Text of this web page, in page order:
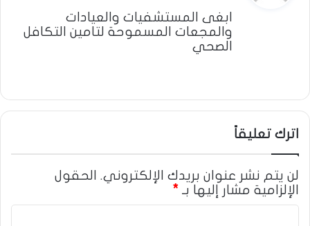
و
ل
ابغى المستشفيات والعيادات
والمجعات المسموحة لتامين التكافل
الصحي
اترك تعليقاً
لن يتم نشر عنوان بريدك الإلكتروني. الحقول
الإلزامية مشار إليها بـ *